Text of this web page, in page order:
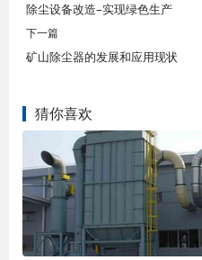
除尘设备改造–实现绿色生产
下一篇
矿山除尘器的发展和应用现状
猜你喜欢